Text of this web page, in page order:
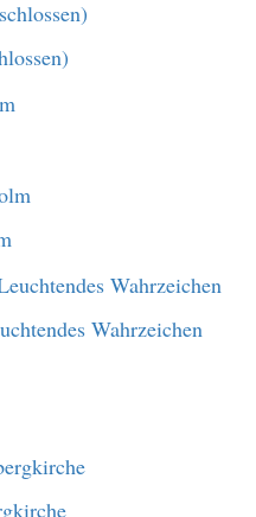
Wahrzeichen